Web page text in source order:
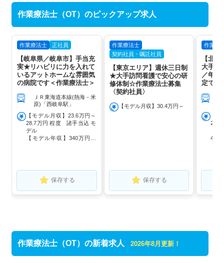
作業療法士（OT）のピックアップ求人
作業療法士 正社員
【岐阜県／岐阜市】手当充
実★リハビリに力を入れて
いるアットホームな雰囲気
の病院です＜作業療法士＞
ＪＲ東海道本線(熱海－米
原)「西岐阜駅」
【モデル月収】23.6万円～
28.7万円 程度 諸手当込 モ
デル
【モデル年収】340万円～
保存する
作業療法士
契約社員・嘱託社員
【東京エリア】週休三日制
★大手訪問看護で安心の研
修体制☆作業療法士募集
〈契約社員〉
【モデル月収】30.4万円～
保存する
作業療
【北
大手療
／年間
定で
26.0
434
作業療法士（OT）の新着求人 2026年8月更新！